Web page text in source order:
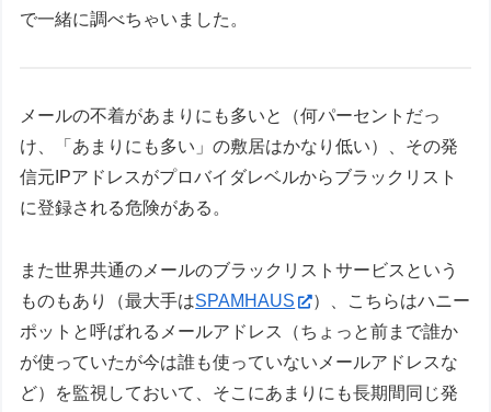
で一緒に調べちゃいました。
メールの不着があまりにも多いと（何パーセントだっ
け、「あまりにも多い」の敷居はかなり低い）、その発
信元IPアドレスがプロバイダレベルからブラックリスト
に登録される危険がある。
また世界共通のメールのブラックリストサービスという
ものもあり（最大手はSPAMHAUS
）、こちらはハニー
ポットと呼ばれるメールアドレス（ちょっと前まで誰か
が使っていたが今は誰も使っていないメールアドレスな
ど）を監視しておいて、そこにあまりにも長期間同じ発